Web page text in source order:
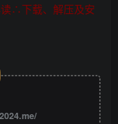
∴下载、解压及安